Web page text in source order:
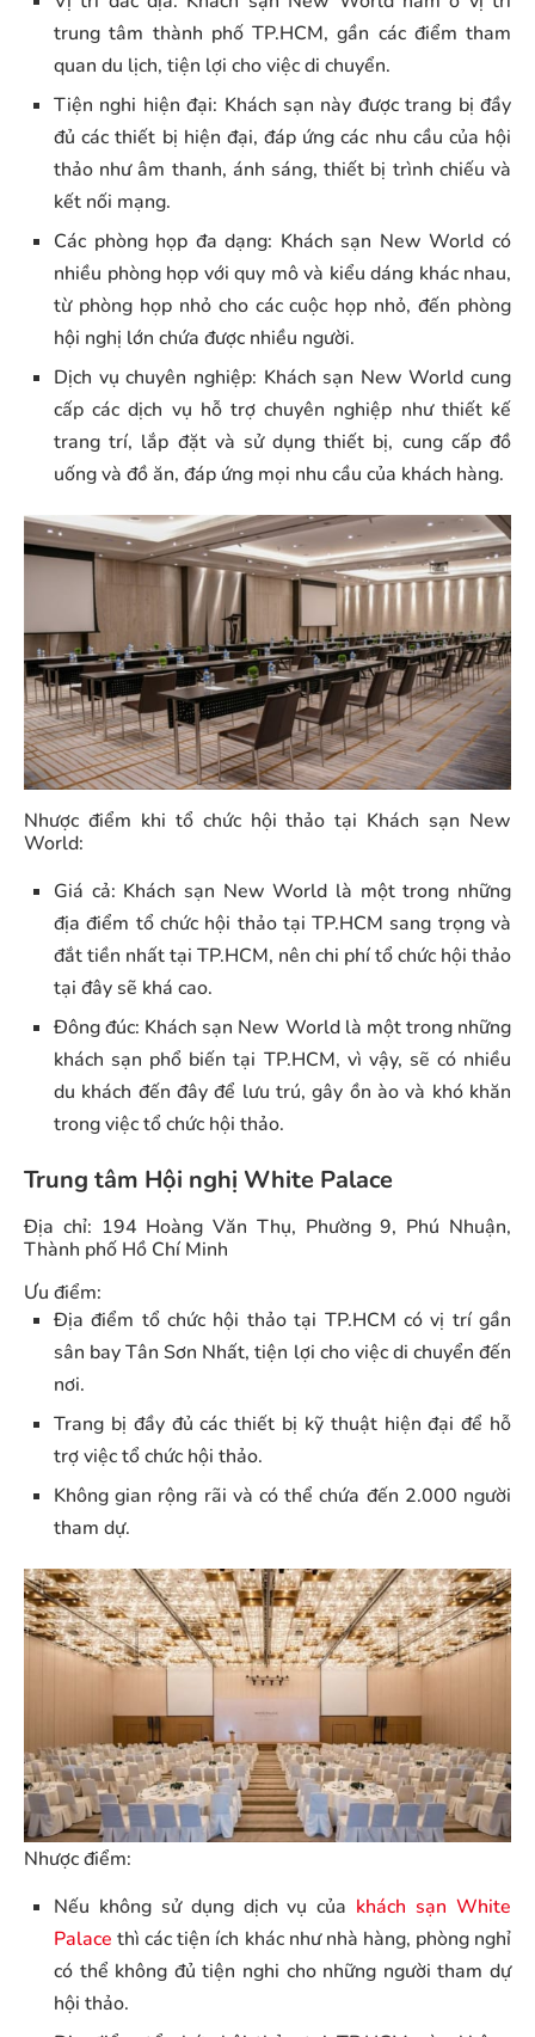
trung tâm thành phố TP.HCM, gần các điểm tham
quan du lịch, tiện lợi cho việc di chuyển.
Tiện nghi hiện đại: Khách sạn này được trang bị đầy
đủ các thiết bị hiện đại, đáp ứng các nhu cầu của hội
thảo như âm thanh, ánh sáng, thiết bị trình chiếu và
kết nối mạng.
Các phòng họp đa dạng: Khách sạn New World có
nhiều phòng họp với quy mô và kiểu dáng khác nhau,
từ phòng họp nhỏ cho các cuộc họp nhỏ, đến phòng
hội nghị lớn chứa được nhiều người.
Dịch vụ chuyên nghiệp: Khách sạn New World cung
cấp các dịch vụ hỗ trợ chuyên nghiệp như thiết kế
trang trí, lắp đặt và sử dụng thiết bị, cung cấp đồ
uống và đồ ăn, đáp ứng mọi nhu cầu của khách hàng.
Nhược điểm khi tổ chức hội thảo tại Khách sạn New
World:
Giá cả: Khách sạn New World là một trong những
địa điểm tổ chức hội thảo tại TP.HCM sang trọng và
đắt tiền nhất tại TP.HCM, nên chi phí tổ chức hội thảo
tại đây sẽ khá cao.
Đông đúc: Khách sạn New World là một trong những
khách sạn phổ biến tại TP.HCM, vì vậy, sẽ có nhiều
du khách đến đây để lưu trú, gây ồn ào và khó khăn
trong việc tổ chức hội thảo.
Trung tâm Hội nghị White Palace
Địa chỉ: 194 Hoàng Văn Thụ, Phường 9, Phú Nhuận,
Thành phố Hồ Chí Minh
Ưu điểm:
Địa điểm tổ chức hội thảo tại TP.HCM có vị trí gần
sân bay Tân Sơn Nhất, tiện lợi cho việc di chuyển đến
nơi.
Trang bị đầy đủ các thiết bị kỹ thuật hiện đại để hỗ
trợ việc tổ chức hội thảo.
Không gian rộng rãi và có thể chứa đến 2.000 người
tham dự.
Nhược điểm:
Nếu không sử dụng dịch vụ của khách sạn White
Palace thì các tiện ích khác như nhà hàng, phòng nghỉ
có thể không đủ tiện nghi cho những người tham dự
hội thảo.